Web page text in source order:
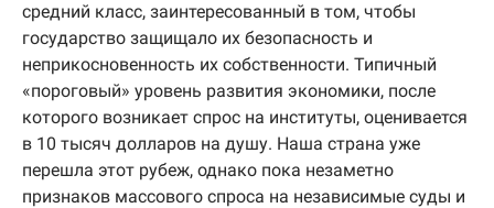
средний класс, заинтересованный в том, чтобы
государство защищало их безопасность и
неприкосновенность их собственности. Типичный
«пороговый» уровень развития экономики, после
которого возникает спрос на институты, оценивается
в 10 тысяч долларов на душу. Наша страна уже
перешла этот рубеж, однако пока незаметно
признаков массового спроса на независимые суды и